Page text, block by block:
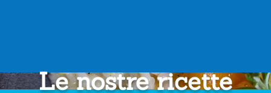
Le nostre ricette